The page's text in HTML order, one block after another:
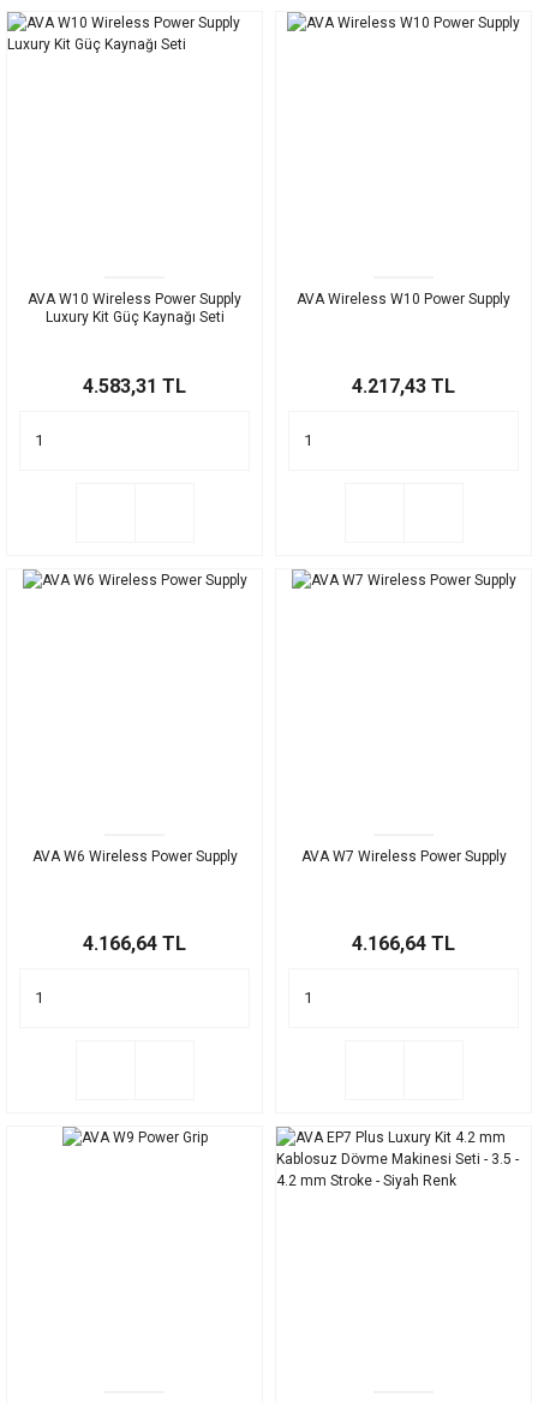
AVA W10 Wireless Power Supply
Luxury Kit Güç Kaynağı Seti
4.583,31 TL
AVA Wireless W10 Power Supply
4.217,43 TL
AVA W6 Wireless Power Supply
4.166,64 TL
AVA W7 Wireless Power Supply
4.166,64 TL